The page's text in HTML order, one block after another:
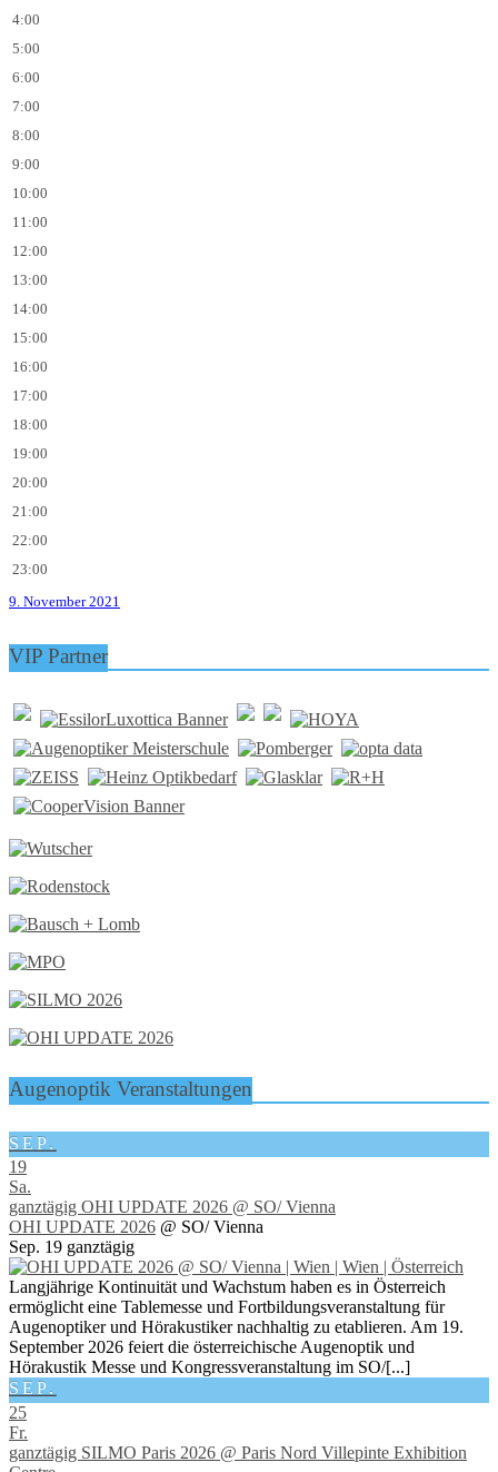
4:00
5:00
6:00
7:00
8:00
9:00
10:00
11:00
12:00
13:00
14:00
15:00
16:00
17:00
18:00
19:00
20:00
21:00
22:00
23:00
9. November 2021
VIP Partner
Augenoptik Veranstaltungen
SEP.
19
Sa.
ganztägig OHI UPDATE 2026 @ SO/ Vienna
OHI UPDATE 2026 @ SO/ Vienna
Sep. 19 ganztägig
Langjährige Kontinuität und Wachstum haben es in Österreich
ermöglicht eine Tablemesse und Fortbildungsveranstaltung für
Augenoptiker und Hörakustiker nachhaltig zu etablieren. Am 19.
September 2026 feiert die österreichische Augenoptik und
Hörakustik Messe und Kongressveranstaltung im SO/[...]
SEP.
25
Fr.
ganztägig SILMO Paris 2026 @ Paris Nord Villepinte Exhibition